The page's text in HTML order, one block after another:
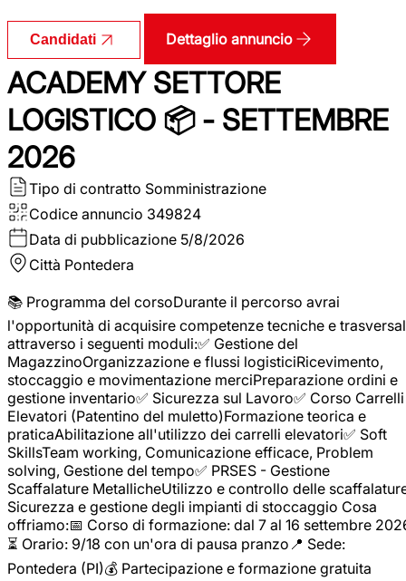
Candidati Dettaglio annuncio
ACADEMY SETTORE
LOGISTICO 📦 - SETTEMBRE
2026
Tipo di contratto Somministrazione
Codice annuncio 349824
Data di pubblicazione 5/8/2026
Città Pontedera
📚 Programma del corsoDurante il percorso avrai
l'opportunità di acquisire competenze tecniche e
attraverso i seguenti moduli:✅ Gestione del
MagazzinoOrganizzazione e flussi logisticiRicevimento,
stoccaggio e movimentazione merciPreparazione ordini e
gestione inventario✅ Sicurezza sul Lavoro✅ Corso Carrelli
Elevatori (Patentino del muletto)Formazione teorica e
praticaAbilitazione all'utilizzo dei carrelli elevatori✅ Soft
SkillsTeam working, Comunicazione efficace, Problem
solving, Gestione del tempo✅ PRSES - Gestione
Scaffalature MetallicheUtilizzo e controllo delle
Sicurezza e gestione degli impianti di stoccaggio Cosa
offriamo:📅 Corso di formazione: dal 7 al 16 settembre
⏳ Orario: 9/18 con un'ora di pausa pranzo📍 Sede:
Pontedera (PI)💰 Partecipazione e formazione gratuita